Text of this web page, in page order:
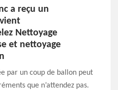
a reçu un
Nettoyage
et nettoyage
par un coup de ballon peut
que n’attendez pas.